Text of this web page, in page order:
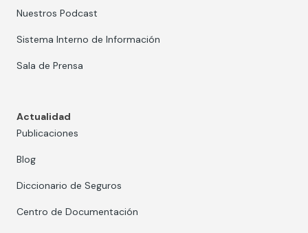
Nuestros Podcast
Sistema Interno de Información
Sala de Prensa
Actualidad
Publicaciones
Blog
Diccionario de Seguros
Centro de Documentación